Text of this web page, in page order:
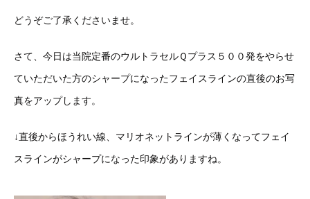
どうぞご了承くださいませ。
さて、今日は当院定番のウルトラセルＱプラス５００発をやらせ
ていただいた方のシャープになったフェイスラインの直後のお写
真をアップします。
↓直後からほうれい線、マリオネットラインが薄くなってフェイ
スラインがシャープになった印象がありますね。